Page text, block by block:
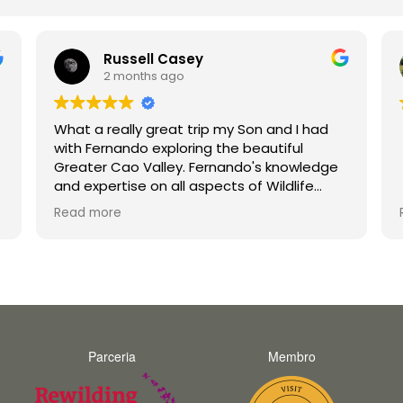
Russell Casey
2 months ago
What a really great trip my Son and I had
with Fernando exploring the beautiful
Greater Cao Valley. Fernando's knowledge
and expertise on all aspects of Wildlife
were second to none. His enthusiasm is
Read more
Parceria Membro